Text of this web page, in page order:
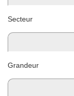
Secteur
Grandeur